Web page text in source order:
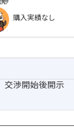
購入実績なし
交渉開始後開示